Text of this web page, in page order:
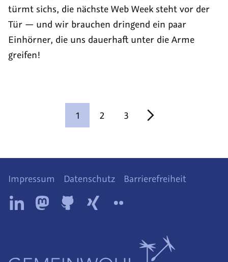
türmt sichs, die nächste Web Week steht vor der
Tür — und wir brauchen dringend ein paar
Einhörner, die uns dauerhaft unter die Arme
greifen!
1 2 3
Impressum Datenschutz
Barrierefreiheit
Diese
Website
von
TollwerkTollwerkTollwerkTollwerkTollwerk